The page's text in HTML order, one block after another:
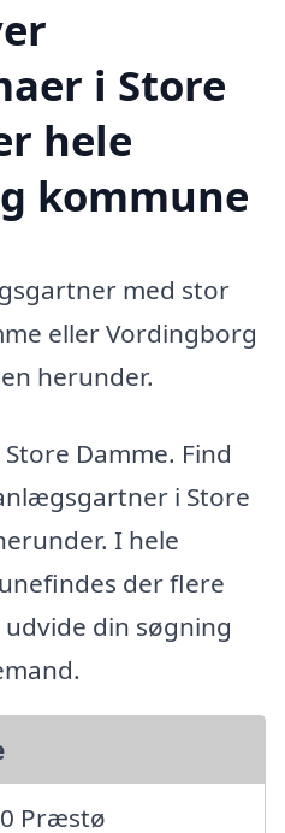
i Store
hele
kommune
med stor
eller Vordingborg
herunder.
Damme. Find
i Store
I hele
der flere
din søgning
Præstø